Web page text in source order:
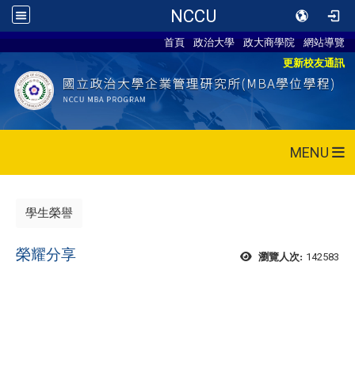
NCCU
首頁 政治大學 政大商學院
網站導覽
更新校友通訊
MENU
學生榮譽
瀏覽人次: 142583
榮耀分享